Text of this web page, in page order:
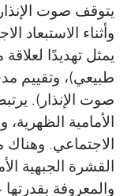
يتوقف صوت
وأثناء الاستبعاد
يمثل تهديدًا
طبيعي)، وتقييم
صوت الإنذار).
الأمامية
الاجتماعي.
والمعروفة